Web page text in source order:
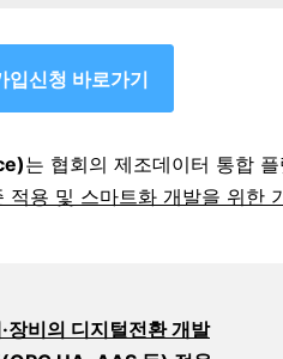
입신청 바로가기
는 협회의 제조데이터 통합
적용 및 스마트화 개발을 위한
장비의 디지털전환 개발